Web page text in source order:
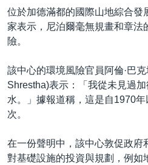
位於加德滿都的國際山地綜合發
家表示，尼泊爾毫無規畫和章法
險。
該中心的環境風險官員阿倫·巴
Shrestha)表示：「我從未見過
水。」據報道稱，這是自1970
次。
在一份聲明中，該中心敦促政府
對基礎設施的投資與規劃，例如